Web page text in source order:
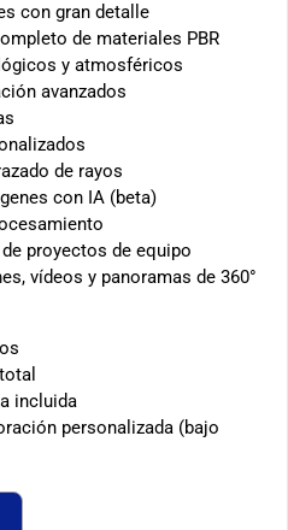
con gran detalle
de materiales PBR
y atmosféricos
avanzados
de rayos
con IA (beta)
proyectos de equipo
vídeos y panoramas de 360°
incluida
personalizada (bajo